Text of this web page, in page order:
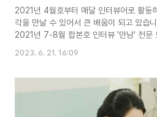
2021년 4월호부터 매달 인터뷰어로 활동
각을 만날 수 있어서 큰 배움이 되고 있습
2021년 7-8월 합본호 인터뷰 '만남' 전문
2023. 6. 21. 16:09